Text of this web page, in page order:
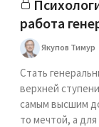
работа
Якупов Тимур
Стать
верхней
самым высшим
то мечтой, а